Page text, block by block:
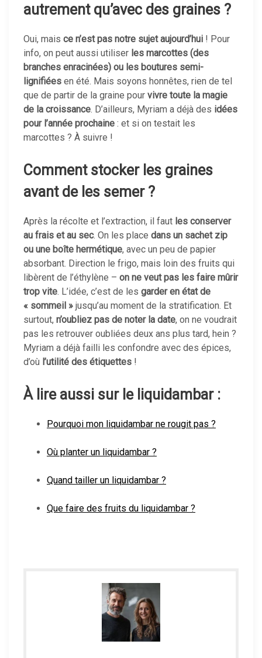
autrement qu’avec des graines ?
Oui, mais ce n’est pas notre sujet aujourd’hui ! Pour
info, on peut aussi utiliser les marcottes (des
branches enracinées) ou les boutures semi-
lignifiées en été. Mais soyons honnêtes, rien de tel
que de partir de la graine pour vivre toute la magie
de la croissance. D’ailleurs, Myriam a déjà des idées
pour l’année prochaine : et si on testait les
marcottes ? À suivre !
Comment stocker les graines
avant de les semer ?
Après la récolte et l’extraction, il faut les conserver
au frais et au sec. On les place dans un sachet zip
ou une boîte hermétique, avec un peu de papier
absorbant. Direction le frigo, mais loin des fruits qui
libèrent de l’éthylène – on ne veut pas les faire mûrir
trop vite. L’idée, c’est de les garder en état de
« sommeil » jusqu’au moment de la stratification. Et
surtout, n’oubliez pas de noter la date, on ne voudrait
pas les retrouver oubliées deux ans plus tard, hein ?
Myriam a déjà failli les confondre avec des épices,
d’où l’utilité des étiquettes !
À lire aussi sur le liquidambar :
Pourquoi mon liquidambar ne rougit pas ?
Où planter un liquidambar ?
Quand tailler un liquidambar ?
Que faire des fruits du liquidambar ?